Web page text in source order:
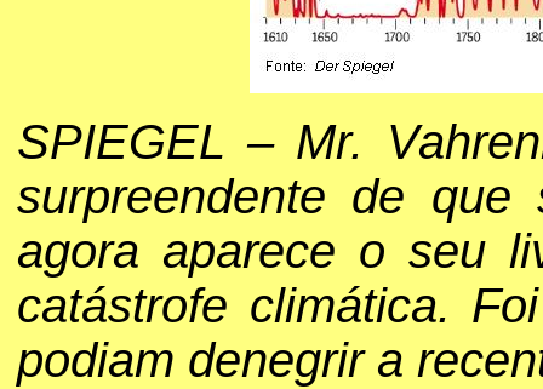
SPIEGEL – Mr.
surpreendente de
agora aparece o seu
catástrofe climática.
podiam denegrir a